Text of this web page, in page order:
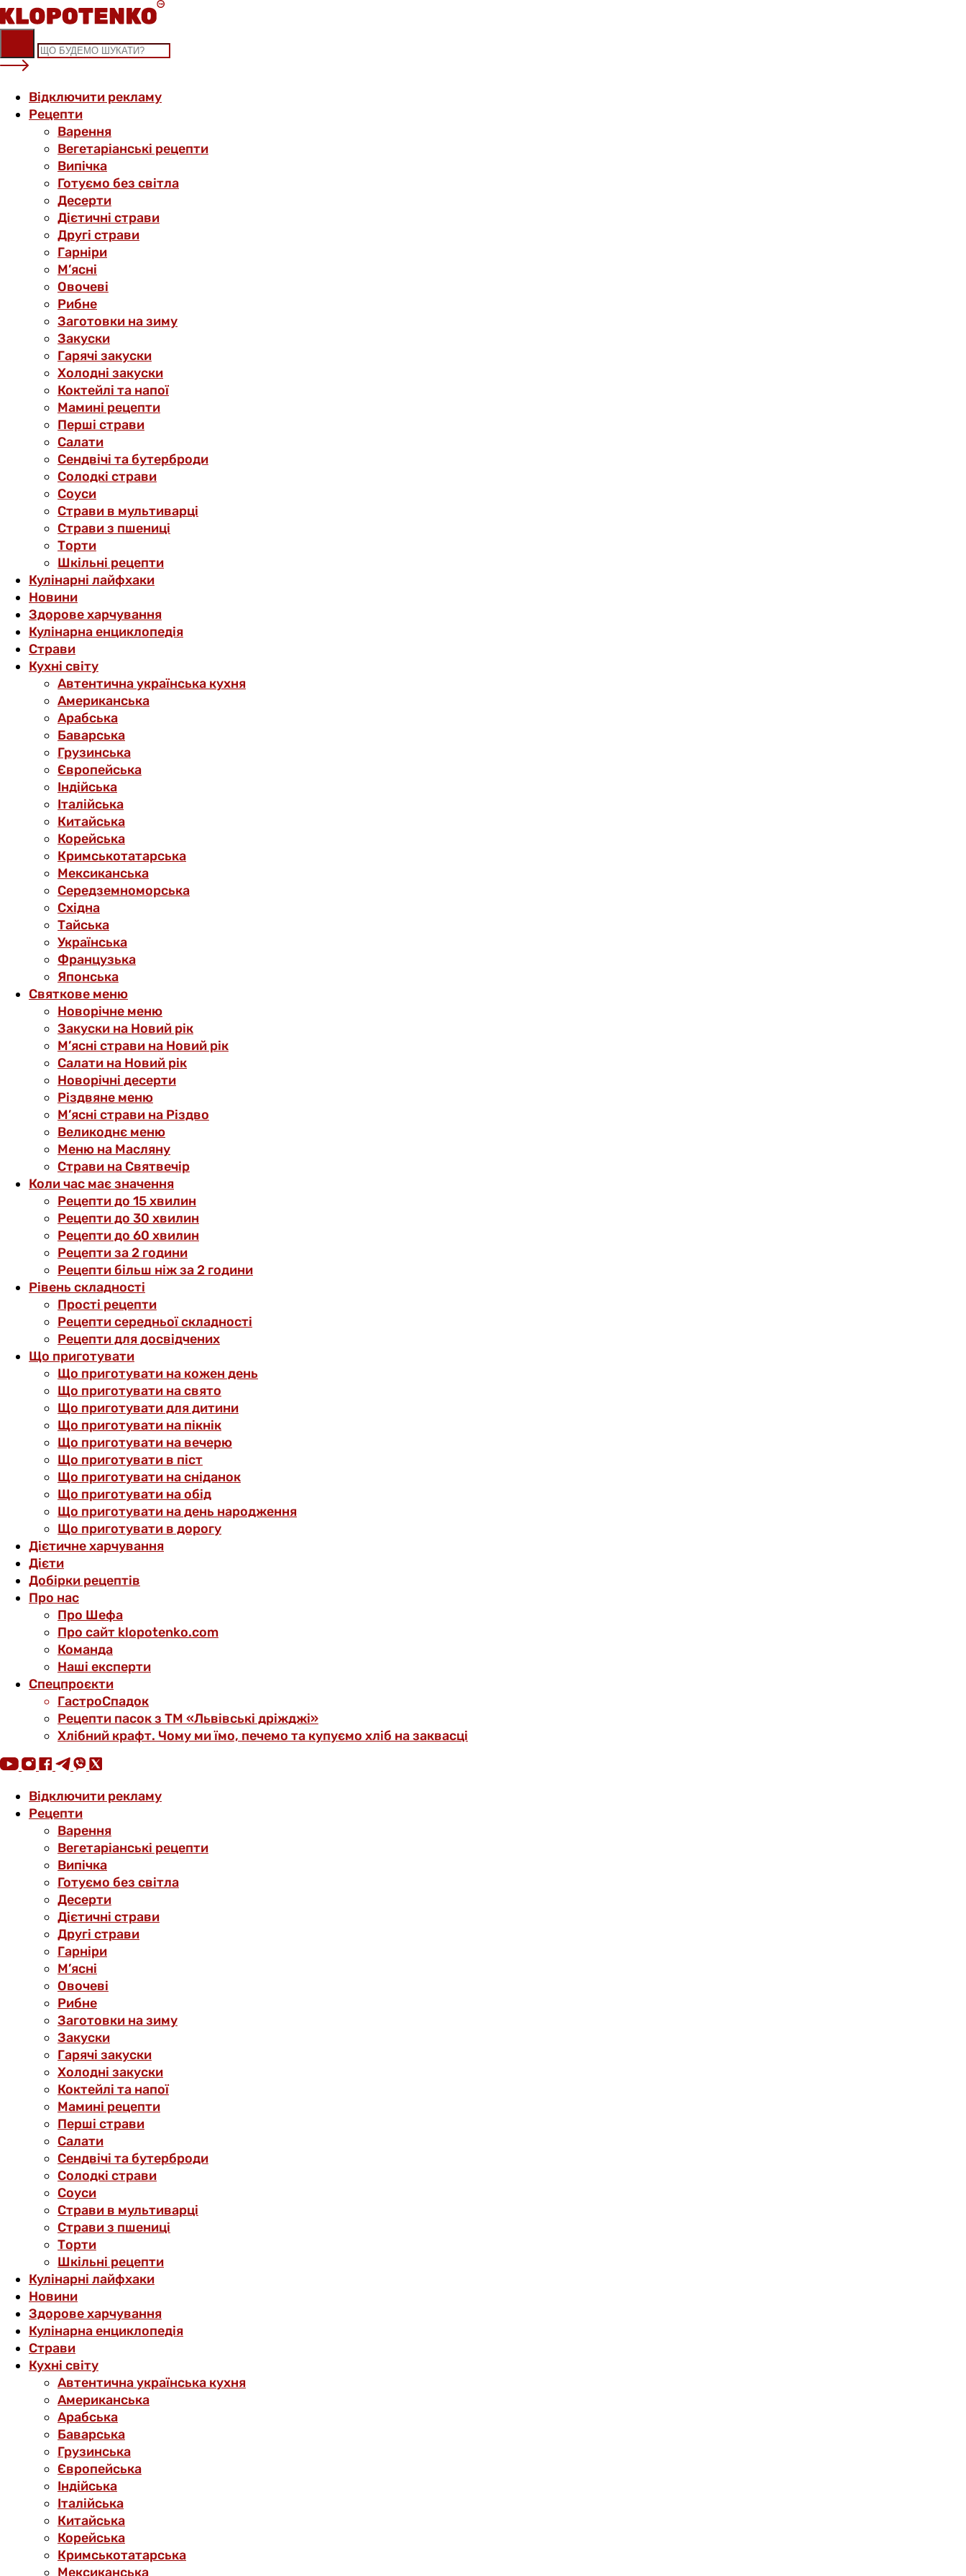
Skip
to
content
Відключити рекламу
Рецепти
Варення
Вегетаріанські рецепти
Випічка
Готуємо без світла
Десерти
Дієтичні страви
Другі страви
Гарніри
М’ясні
Овочеві
Рибне
Заготовки на зиму
Закуски
Гарячі закуски
Холодні закуски
Коктейлі та напої
Мамині рецепти
Перші страви
Салати
Сендвічі та бутерброди
Солодкі страви
Соуси
Страви в мультиварці
Страви з пшениці
Торти
Шкільні рецепти
Кулінарні лайфхаки
Новини
Здорове харчування
Кулінарна енциклопедія
Страви
Кухні світу
Автентична українська кухня
Американська
Арабська
Баварська
Грузинська
Європейська
Індійська
Італійська
Китайська
Корейська
Кримськотатарська
Мексиканська
Середземноморська
Східна
Тайська
Українська
Французька
Японська
Святкове меню
Новорічне меню
Закуски на Новий рік
М’ясні страви на Новий рік
Салати на Новий рік
Новорічні десерти
Різдвяне меню
М’ясні страви на Різдво
Великоднє меню
Меню на Масляну
Страви на Святвечір
Коли час має значення
Рецепти до 15 хвилин
Рецепти до 30 хвилин
Рецепти до 60 хвилин
Рецепти за 2 години
Рецепти більш ніж за 2 години
Рівень складності
Прості рецепти
Рецепти середньої складності
Рецепти для досвідчених
Що приготувати
Що приготувати на кожен день
Що приготувати на свято
Що приготувати для дитини
Що приготувати на пікнік
Що приготувати на вечерю
Що приготувати в піст
Що приготувати на сніданок
Що приготувати на обід
Що приготувати на день народження
Що приготувати в дорогу
Дієтичне харчування
Дієти
Добірки рецептів
Про нас
Про Шефа
Про сайт klopotenko.com
Команда
Наші експерти
Спецпроєкти
ГастроСпадок
Рецепти пасок з ТМ «Львівські дріжджі»
Хлібний крафт. Чому ми їмо, печемо та купуємо хліб на заквасці
Відключити рекламу
Рецепти
Варення
Вегетаріанські рецепти
Випічка
Готуємо без світла
Десерти
Дієтичні страви
Другі страви
Гарніри
М’ясні
Овочеві
Рибне
Заготовки на зиму
Закуски
Гарячі закуски
Холодні закуски
Коктейлі та напої
Мамині рецепти
Перші страви
Салати
Сендвічі та бутерброди
Солодкі страви
Соуси
Страви в мультиварці
Страви з пшениці
Торти
Шкільні рецепти
Кулінарні лайфхаки
Новини
Здорове харчування
Кулінарна енциклопедія
Страви
Кухні світу
Автентична українська кухня
Американська
Арабська
Баварська
Грузинська
Європейська
Індійська
Італійська
Китайська
Корейська
Кримськотатарська
Мексиканська